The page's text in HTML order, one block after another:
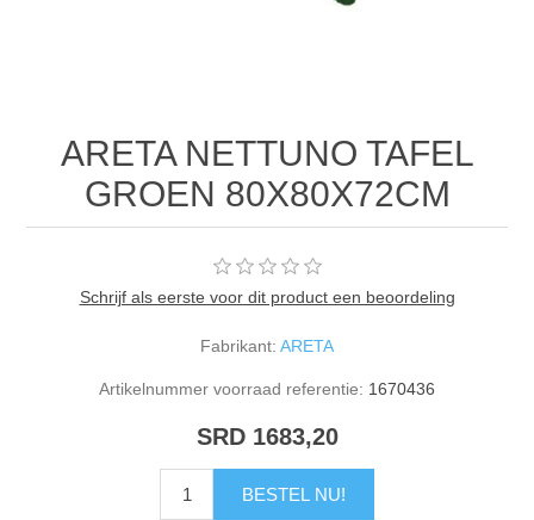
ARETA NETTUNO TAFEL
GROEN 80X80X72CM
Schrijf als eerste voor dit product een beoordeling
Fabrikant: ARETA
Artikelnummer voorraad referentie: 1670436
SRD 1683,20
BESTEL NU!